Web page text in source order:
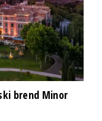
brend Minor